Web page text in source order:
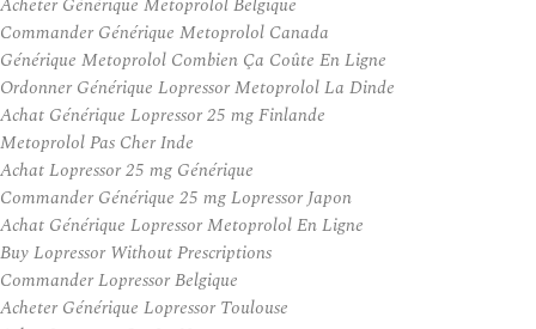
Commander Générique Metoprolol Canada
Générique Metoprolol Combien Ça Coûte En Ligne
Ordonner Générique Lopressor Metoprolol La Dinde
Achat Générique Lopressor 25 mg Finlande
Metoprolol Pas Cher Inde
Achat Lopressor 25 mg Générique
Commander Générique 25 mg Lopressor Japon
Achat Générique Lopressor Metoprolol En Ligne
Buy Lopressor Without Prescriptions
Commander Lopressor Belgique
Acheter Générique Lopressor Toulouse